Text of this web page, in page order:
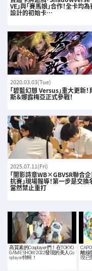
VE」與「賽馬娘」合作！全卡均
設計的初始卡…
2020.03.03(Tue)
「碧藍幻想 Versus」重大更新
斯＆娜露梅亞正式參戰！
2025.07.11(Fri)
「闇影詩章WB×GBVSR聯合
抗賽」現場報導！第一步是交換
當然禁止重打
高質素的Cosplayer們！在TOKYO
GAME SHOW 2022發現的美人Co
splayer特輯！
離線
現已